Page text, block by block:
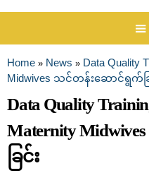
☰
You are here
Home » News » Data Quality
Midwives သင်တန်းဆောင်ရွက်ခ
Data Quality
Maternity
ခြင်း